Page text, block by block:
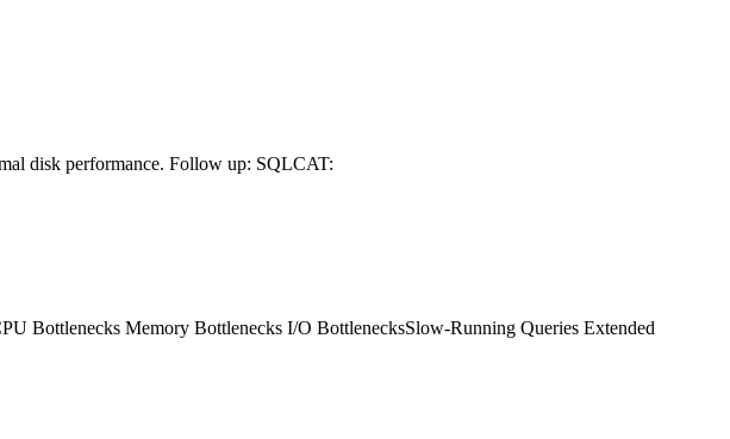
disk performance. Follow up: SQLCAT:
Bottlenecks Memory Bottlenecks I/O BottlenecksSlow-Running Queries Extended